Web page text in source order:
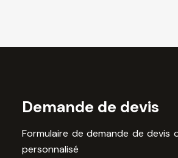
Demande de devis
Formulaire de demande de
personnalisé